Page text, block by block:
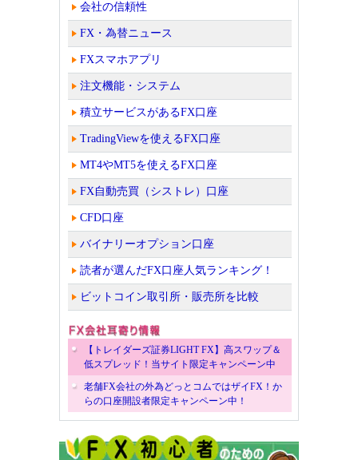
会社の信頼性
FX・為替ニュース
FXスマホアプリ
注文機能・システム
積立サービスがあるFX口座
TradingViewを使えるFX口座
MT4やMT5を使えるFX口座
FX自動売買（シストレ）口座
CFD口座
バイナリーオプション口座
読者が選んだFX口座人気ランキング！
ビットコイン取引所・販売所を比較
【トレイダーズ証券LIGHT FX】高スワップ＆
低スプレッド！当サイト限定キャンペーン中
老舗FX会社の外為どっとコムではザイFX！か
らの口座開設者限定キャンペーン中！